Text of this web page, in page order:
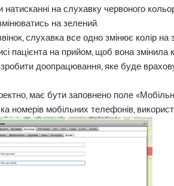
на слухавку червоного
на зелений.
слухавка все одно змінює колір на
пацієнта на прийом, щоб вона змінила
доопрацювання, яке буде
має бути заповнено поле
номерів мобільних телефонів,